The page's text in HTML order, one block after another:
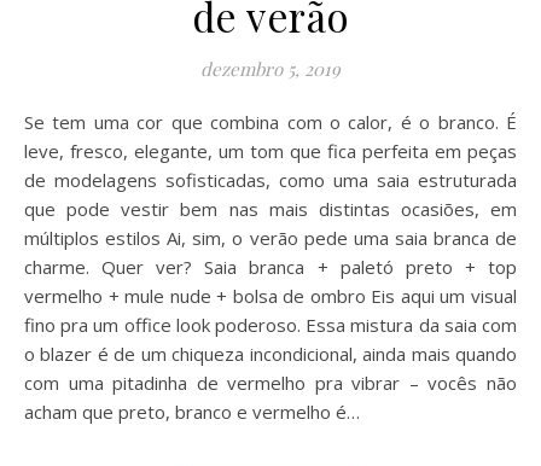
de verão
dezembro 5, 2019
Se tem uma cor que combina com o calor, é o branco. É
leve, fresco, elegante, um tom que fica perfeita em peças
de modelagens sofisticadas, como uma saia estruturada
que pode vestir bem nas mais distintas ocasiões, em
múltiplos estilos Ai, sim, o verão pede uma saia branca de
charme. Quer ver? Saia branca + paletó preto + top
vermelho + mule nude + bolsa de ombro Eis aqui um visual
fino pra um office look poderoso. Essa mistura da saia com
o blazer é de um chiqueza incondicional, ainda mais quando
com uma pitadinha de vermelho pra vibrar – vocês não
acham que preto, branco e vermelho é…